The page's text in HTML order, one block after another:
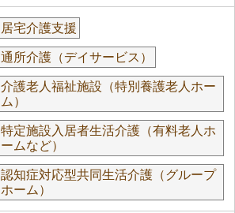
居宅介護支援
通所介護（デイサービス）
介護老人福祉施設（特別養護老人ホー
ム）
特定施設入居者生活介護（有料老人ホ
ームなど）
認知症対応型共同生活介護（グループ
ホーム）